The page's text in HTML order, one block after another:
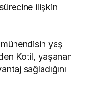
ilişkin
yaş
Kotil, yaşanan
sağladığını